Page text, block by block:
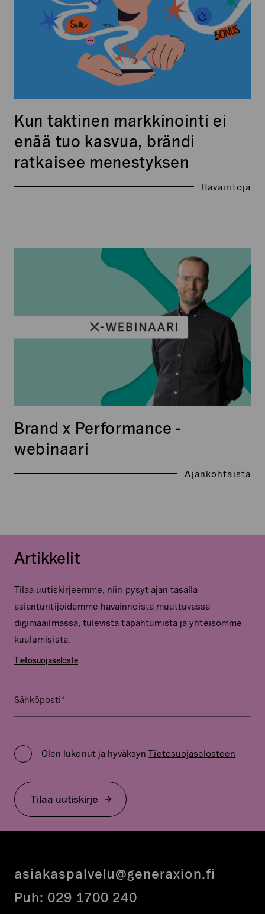
kasvua,
brändi
Havaintoja
Kun taktinen markkinointi ei
enää tuo kasvua, brändi
ratkaisee menestyksen
Ajankohtaista
Brand x Performance -
webinaari
Artikkelit
Tilaa uutiskirjeemme, niin pysyt ajan tasalla
asiantuntijoidemme havainnoista muuttuvassa
digimaailmassa, tulevista tapahtumista ja yhteisömme
kuulumisista.
Tietosuojaseloste
Sähköposti
Policy
*
Olen lukenut ja hyväksynTietosuojaselosteen
Email
ja
jättää
koskemattomaksi.
Tilaa uutiskirje
asiakaspalvelu@generaxion.fi
Puh: 029 1700 240